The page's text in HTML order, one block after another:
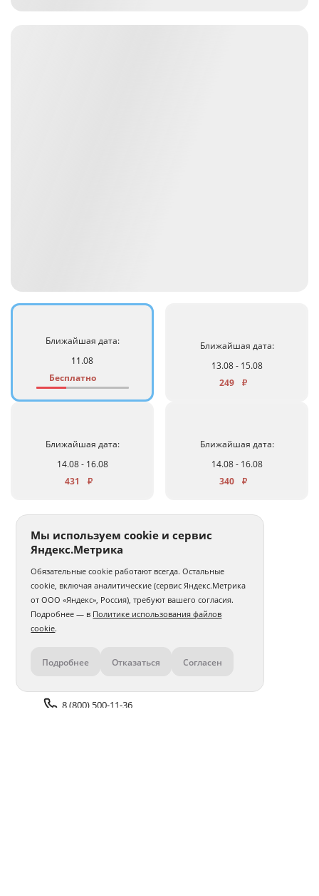
Ближайшая дата:
11.08
Бесплатно
Ближайшая дата:
13.08 - 15.08
249
₽
Ближайшая дата:
14.08 - 16.08
431
₽
Ближайшая дата:
14.08 - 16.08
340
₽
Контакты
8 (800) 500-11-36
Мы используем cookie и сервис
Яндекс.Метрика
Обязательные cookie работают всегда. Остальные
cookie, включая аналитические (сервис Яндекс.Метрика
от ООО «Яндекс», Россия), требуют вашего согласия.
Подробнее — в Политике использования файлов
cookie.
Подробнее Отказаться Согласен